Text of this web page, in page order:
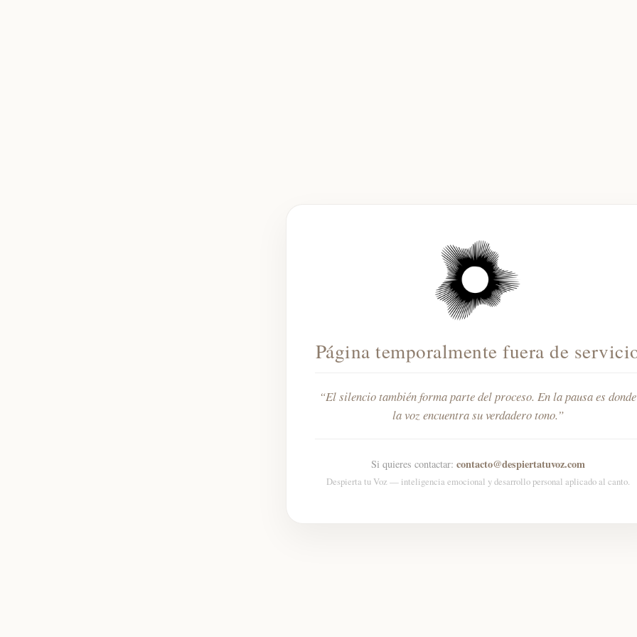
Página temporalmente fuera de
El silencio también forma parte del proceso. En la pausa es donde
la voz encuentra su verdadero tono.
Si quieres contactar: contacto@despiertatuvoz.com
Despierta tu Voz — inteligencia emocional y desarrollo personal aplicado al canto.